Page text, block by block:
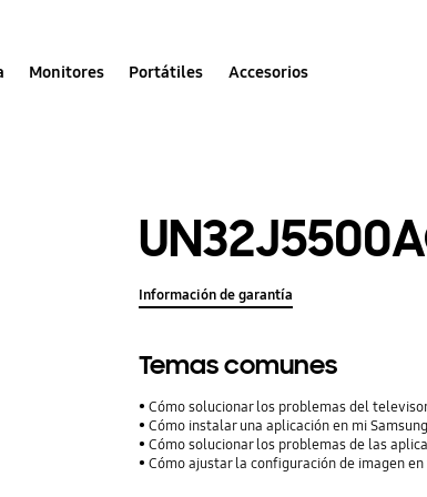
Monitores Portátiles Accesorios
Información de garantía
Temas comunes
Cómo solucionar los problemas del
Cómo instalar una aplicación en mi
Cómo solucionar los problemas de las
Cómo ajustar la configuración de imagen